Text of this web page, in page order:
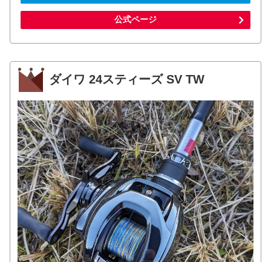
公式ページ
ダイワ 24スティーズ SV TW